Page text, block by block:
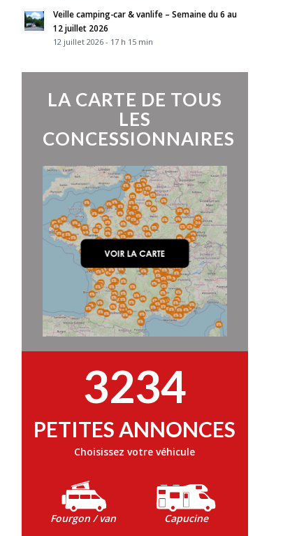
Veille camping-car & vanlife – Semaine du 6 au
12 juillet 2026
12 juillet 2026 - 17 h 15 min
LA CARTE DE TOUS
LES
CONCESSIONNAIRES
3234
PETITES ANNONCES
Choisissez votre véhicule
Fourgon / van Capucine